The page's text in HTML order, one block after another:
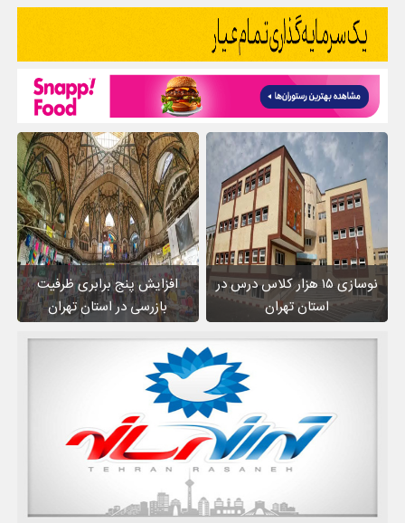
نوسازی ۱۵ هزار کلاس درس در
استان تهران
افزایش پنج برابری ظرفیت
بازرسی در استان تهران